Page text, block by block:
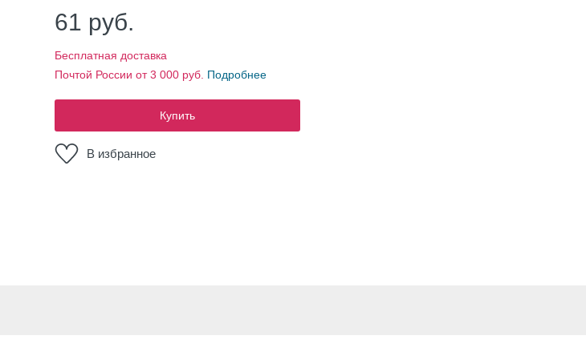
61 руб.
Бесплатная доставка
Почтой России от 3 000 руб. Подробнее
Купить
В избранное